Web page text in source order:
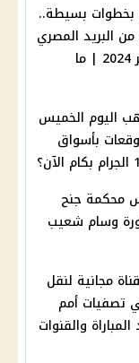
بخطوات بسيطة..
البريد المصري
قبل صرف معاشات ديسمبر 2024 | ما
الذهب اليوم الخميس
التوقعات بأسواق
محكمة جنح
وسام شعيب
مجانية لنقل
تصفيات أمم
موعد المباراة والقنوات